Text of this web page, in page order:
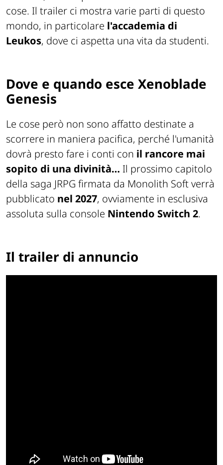
cose. Il trailer ci mostra varie parti di questo
mondo, in particolare l'accademia di
Leukos, dove ci aspetta una vita da studenti.
Dove e quando esce Xenoblade
Genesis
Le cose però non sono affatto destinate a
scorrere in maniera pacifica, perché l'umanità
dovrà presto fare i conti con il rancore mai
sopito di una divinità… Il prossimo capitolo
della saga JRPG firmata da Monolith Soft verrà
pubblicato nel 2027, ovviamente in esclusiva
assoluta sulla console Nintendo Switch 2.
Il trailer di annuncio